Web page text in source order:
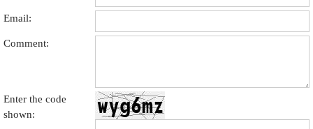
Email:
Comment:
Enter the code
shown: